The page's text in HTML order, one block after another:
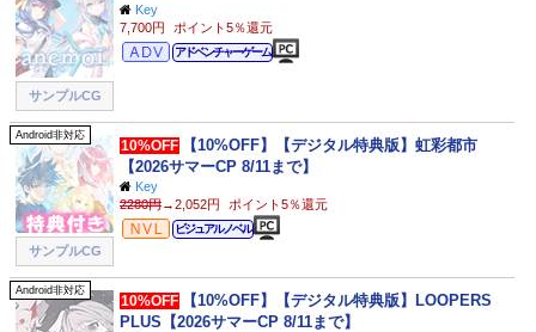
サンプルCG
Key
7,700円
ポイント5％還元
アドベンチャー
アドベンチャーゲーム
Android非対応
サンプルCG
10%OFF
【10%OFF】【デジタル特典版】虹彩都市
【2026サマーCP 8/11まで】
Key
2280円→2,052円 ポイント5％還元
ビジュアルノベル
ビジュアルノベル
Android非対応
10%OFF
【10%OFF】【デジタル特典版】LOOPERS
PLUS【2026サマーCP 8/11まで】